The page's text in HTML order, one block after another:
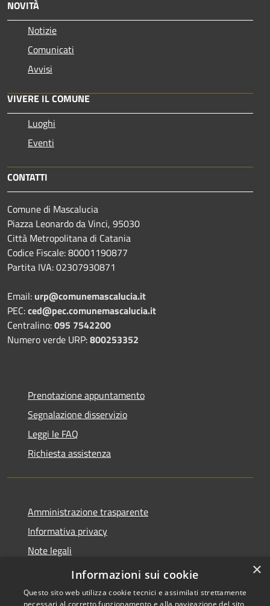
NOVITÀ
Notizie
Comunicati
Avvisi
VIVERE IL COMUNE
Luoghi
Eventi
CONTATTI
Comune di Mascalucia
Piazza Leonardo da Vinci, 95030
Città Metropolitana di Catania
Codice Fiscale: 80001190877
Partita IVA: 02307930871
Email: urp@comunemascalucia.it
PEC:ced@pec.comunemascalucia.it
Centralino:095 7542200
Numero verde URP:800253352
Prenotazione appuntamento
Segnalazione disservizio
Leggi le FAQ
Richiesta assistenza
Amministrazione trasparente
Informativa privacy
Note legali
Dichiarazione di accessibilità
×
Informazioni sui cookie
Questo sito web utilizza cookie tecnici e assimilati strettamente
necessari al corretto funzionamento e alla navigazione del sito,